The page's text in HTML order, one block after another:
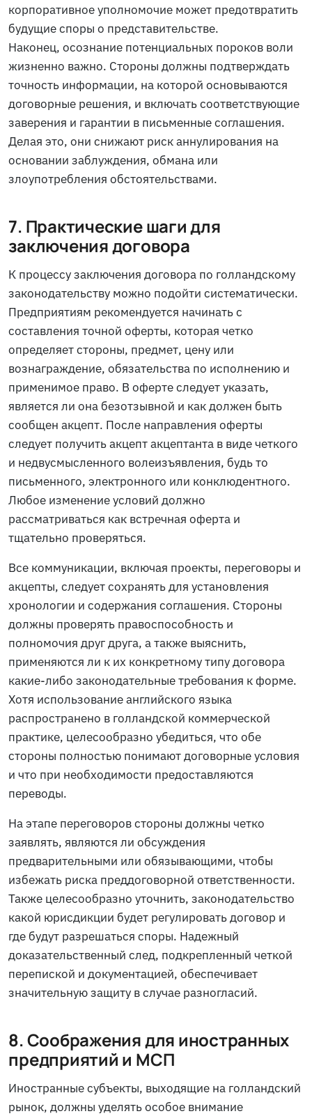
корпоративное уполномочие может предотвратить
будущие споры о представительстве.
Наконец, осознание потенциальных пороков воли
жизненно важно. Стороны должны подтверждать
точность информации, на которой основываются
договорные решения, и включать соответствующие
заверения и гарантии в письменные соглашения.
Делая это, они снижают риск аннулирования на
основании заблуждения, обмана или
злоупотребления обстоятельствами.
7. Практические шаги для
заключения договора
К процессу заключения договора по голландскому
законодательству можно подойти систематически.
Предприятиям рекомендуется начинать с
составления точной оферты, которая четко
определяет стороны, предмет, цену или
вознаграждение, обязательства по исполнению и
применимое право. В оферте следует указать,
является ли она безотзывной и как должен быть
сообщен акцепт. После направления оферты
следует получить акцепт акцептанта в виде четкого
и недвусмысленного волеизъявления, будь то
письменного, электронного или конклюдентного.
Любое изменение условий должно
рассматриваться как встречная оферта и
тщательно проверяться.
Все коммуникации, включая проекты, переговоры и
акцепты, следует сохранять для установления
хронологии и содержания соглашения. Стороны
должны проверять правоспособность и
полномочия друг друга, а также выяснить,
применяются ли к их конкретному типу договора
какие-либо законодательные требования к форме.
Хотя использование английского языка
распространено в голландской коммерческой
практике, целесообразно убедиться, что обе
стороны полностью понимают договорные условия
и что при необходимости предоставляются
переводы.
На этапе переговоров стороны должны четко
заявлять, являются ли обсуждения
предварительными или обязывающими, чтобы
избежать риска преддоговорной ответственности.
Также целесообразно уточнить, законодательство
какой юрисдикции будет регулировать договор и
где будут разрешаться споры. Надежный
доказательственный след, подкрепленный четкой
перепиской и документацией, обеспечивает
значительную защиту в случае разногласий.
8. Соображения для иностранных
предприятий и МСП
Иностранные субъекты, выходящие на голландский
рынок, должны уделять особое внимание